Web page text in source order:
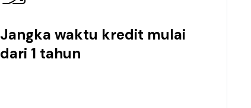
Jangka waktu kredit mulai
dari 1 tahun